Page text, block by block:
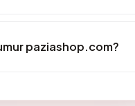
paziashop.com?